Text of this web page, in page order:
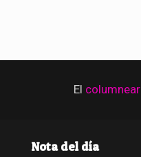
El columnear
Nota del día